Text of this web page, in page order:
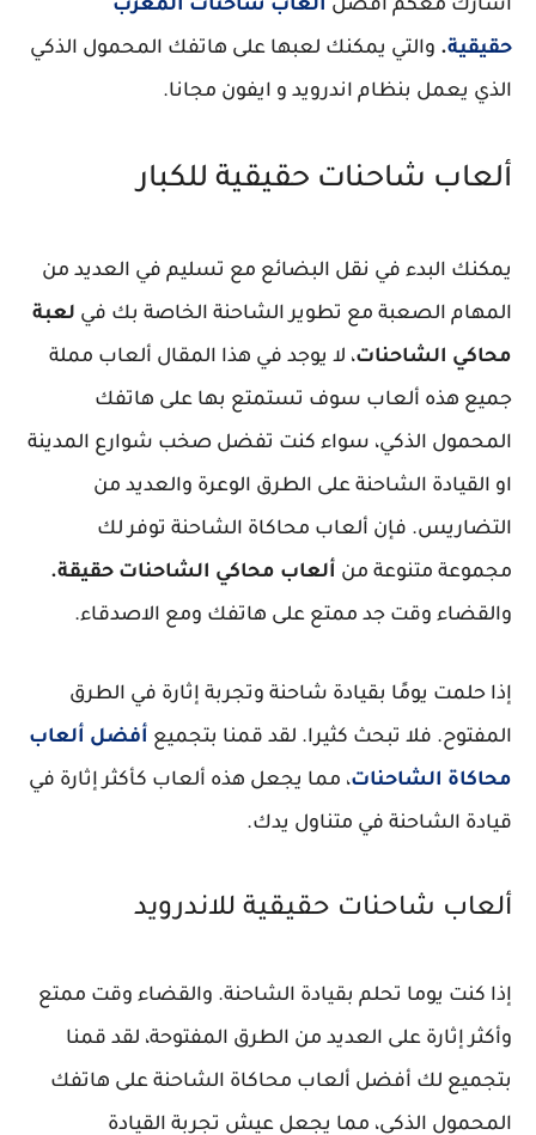
اشارك معكم أفضل ألعاب شاحنات المغرب
حقيقية. والتي يمكنك لعبها على هاتفك المحمول الذكي
الذي يعمل بنظام اندرويد و ايفون مجانا.
ألعاب شاحنات حقيقية للكبار
يمكنك البدء في نقل البضائع مع تسليم في العديد من
المهام الصعبة مع تطوير الشاحنة الخاصة بك في لعبة
محاكي الشاحنات، لا يوجد في هذا المقال ألعاب مملة
جميع هذه ألعاب سوف تستمتع بها على هاتفك
المحمول الذكي، سواء كنت تفضل صخب شوارع المدينة
او القيادة الشاحنة على الطرق الوعرة والعديد من
التضاريس. فإن ألعاب محاكاة الشاحنة توفر لك
مجموعة متنوعة من ألعاب محاكي الشاحنات حقيقة.
والقضاء وقت جد ممتع على هاتفك ومع الاصدقاء.
إذا حلمت يومًا بقيادة شاحنة وتجربة إثارة في الطرق
المفتوح. فلا تبحث كثيرا. لقد قمنا بتجميع أفضل ألعاب
محاكاة الشاحنات، مما يجعل هذه ألعاب كأكثر إثارة في
قيادة الشاحنة في متناول يدك.
ألعاب شاحنات حقيقية للاندرويد
إذا كنت يوما تحلم بقيادة الشاحنة. والقضاء وقت ممتع
وأكثر إثارة على العديد من الطرق المفتوحة، لقد قمنا
بتجميع لك أفضل ألعاب محاكاة الشاحنة على هاتفك
المحمول الذكي، مما يجعل عيش تجربة القيادة